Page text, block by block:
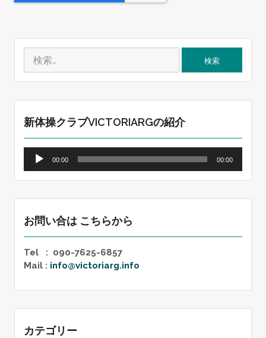
新体操クラブVICTORIARGの紹介
プ
ヤ
00:00 00:00
お問い合は こちらから
Tel : 090-7625-6857
Mail : info@victoriarg.info
カテゴリー